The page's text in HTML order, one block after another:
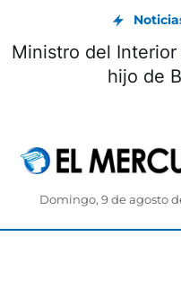
Ministro del
hijo de
Domingo, 9 de agosto